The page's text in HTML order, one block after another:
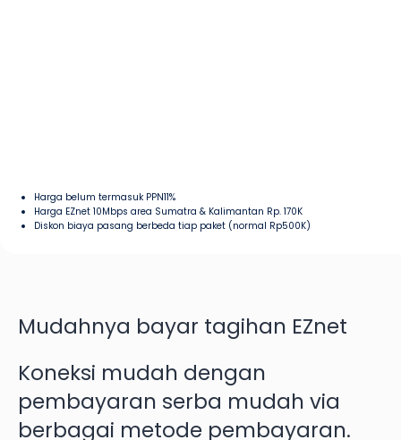
Harga belum termasuk PPN11%
Harga EZnet 10Mbps area Sumatra & Kalimantan Rp. 170K
Diskon biaya pasang berbeda tiap paket (normal Rp500K)
Mudahnya bayar tagihan EZnet
Koneksi mudah dengan
pembayaran serba mudah via
berbagai metode pembayaran.